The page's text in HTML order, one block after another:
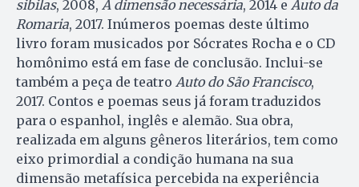
sibilas, 2008, A dimensão necessária, 2014 e Auto da
Romaria, 2017. Inúmeros poemas deste último
livro foram musicados por Sócrates Rocha e o CD
homônimo está em fase de conclusão. Inclui-se
também a peça de teatro Auto do São Francisco,
2017. Contos e poemas seus já foram traduzidos
para o espanhol, inglês e alemão. Sua obra,
realizada em alguns gêneros literários, tem como
eixo primordial a condição humana na sua
dimensão metafísica percebida na experiência